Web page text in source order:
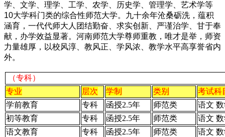
学、文学、理学、工学、农学、历史学、管理学、艺术学等
10大学科门类的综合性师范大学。九十余年沧桑砺洗，蕴积
涵育，一代代师大人团结勤奋、求实创新、严谨治学、甘于奉
献，办学效益显著。河南师范大学尊师重教，唯才是举，师资
力量雄厚，以校风淳、教风正、学风浓、教学水平高享誉省内
外。
（专科）
专业
层次 学制 类别
考试科
学前教育
专科 函授2.5年 师范类
语文
初等教育
专科 函授2.5年 师范类
语文
语文教育
专科 函授2.5年 师范类
语文